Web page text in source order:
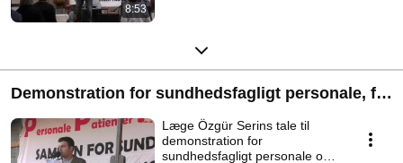
8:53
Demonstration for sundhedsfagligt personale, for
patienter og pårørende 2. okt. 2015
Læge Özgür Serins tale til
demonstration for
sundhedsfagligt personale og